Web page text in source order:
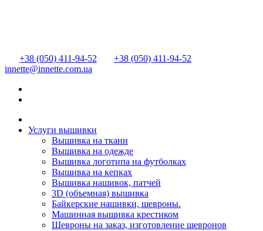
+38 (050) 411-94-52
+38 (050) 411-94-52
innette@innette.com.ua
Услуги вышивки
Вышивка на ткани
Вышивка на одежде
Вышивка логотипа на футболках
Вышивка на кепках
Вышивка нашивок, патчей
3D (объемная) вышивка
Байкерские нашивки, шевроны.
Машинная вышивка крестиком
Шевроны на заказ, изготовление шевронов